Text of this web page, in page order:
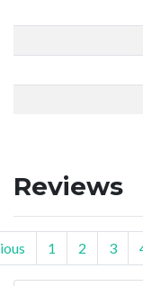
Reviews
1 2 3